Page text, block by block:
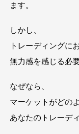
ます。
しかし、
トレーディングに
無力感を感じる必
なぜなら、
マーケットがどの
あなたのトレーデ